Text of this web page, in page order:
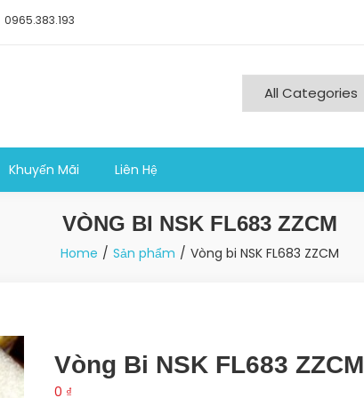
0965.383.193
Khuyến Mãi Liên Hệ
VÒNG BI NSK FL683 ZZCM
Home Sản phẩm Vòng bi NSK FL683 ZZCM
Vòng Bi NSK FL683 ZZCM
0 ₫